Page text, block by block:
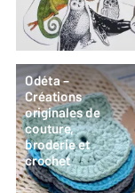
Odéta –
Créations
originales de
couture,
broderie et
crochet